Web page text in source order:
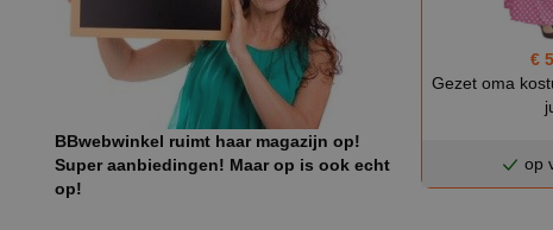
BBwebwinkel ruimt haar magazijn op!
Super aanbiedingen! Maar op is ook echt
op!
€
Gezet oma
op